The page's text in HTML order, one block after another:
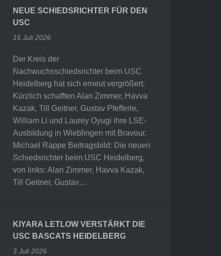
NEUE SCHIEDSRICHTER FÜR DEN
USC
15 Juli 2026
Der Kreis der
Nachwuchsschiedsrichter beim USC
Heidelberg hat sich erneut vergrößert.
Kürzlich schafften Alan Zimmer, Havva
Kazak, Till Geitner, Gustav Pfefferle,
William Li und Laurey Oyugi ihre LSE-
Ausbildung in Wieblingen mit Bravour.
Michael Rappe Beitragsbild: Die neuen
Schiedsrichter beim USC Heidelberg,
von links: Alan Zimmer, Havva Kazak,
Till Geitner, Gustav…
KIYARA LETLOW VERSTÄRKT DIE
USC BASCATS HEIDELBERG
3 Juli 2026